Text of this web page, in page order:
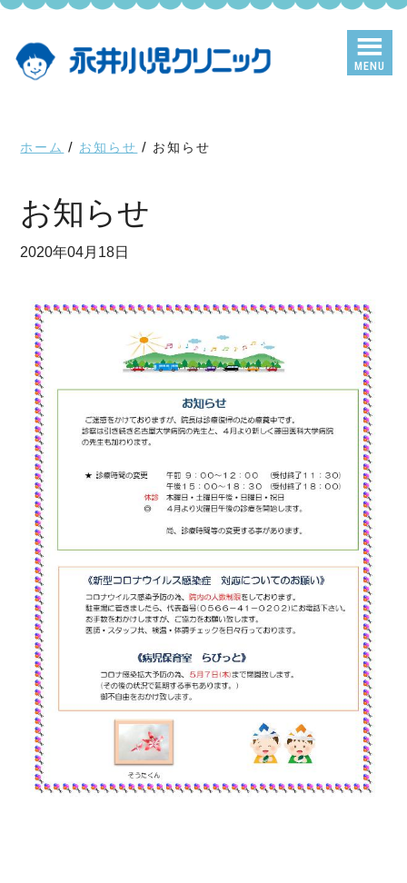
MENU
Skip
main
content
Skip
primary
sidebar
ホーム / お知らせ / お知らせ
お知らせ
2020年04月18日